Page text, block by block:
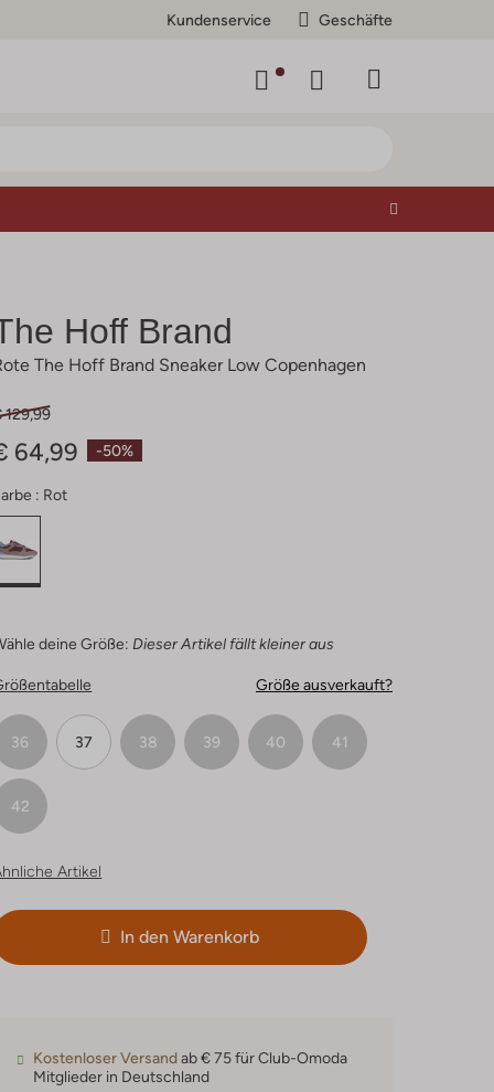
Kundenservice Geschäfte
Hoff Brand
The Hoff Brand Sneaker Low Copenhagen
-50%
129,99
64,99
: Rot
deine Größe: Dieser Artikel fällt kleiner aus
Größe ausverkauft?
36 37 38 39 40 41
42
Artikel
In den Warenkorb
Kostenloser Versandab € 75 für Club-Omoda
Mitglieder in Deutschland